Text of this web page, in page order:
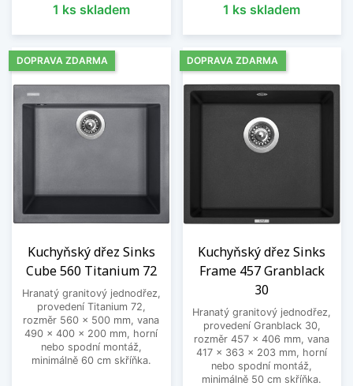
1 ks skladem 1 ks skladem
Kuchyňský dřez Sinks
Cube 560 Titanium 72
Hranatý granitový jednodřez,
provedení Titanium 72,
rozměr 560 x 500 mm, vana
490 x 400 x 200 mm, horní
nebo spodní montáž,
minimálně 60 cm skříňka.
DOPRAVA ZDARMA
Kuchyňský dřez Sinks
Frame 457 Granblack
30
Hranatý granitový jednodřez,
provedení Granblack 30,
rozměr 457 x 406 mm, vana
417 x 363 x 203 mm, horní
nebo spodní montáž,
minimálně 50 cm skříňka.
DOPRAVA ZDARMA